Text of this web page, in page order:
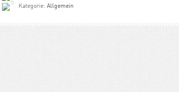
Kategorie:Allgemein